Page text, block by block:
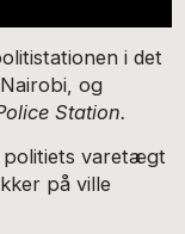
i det
og
Station.
politiets varetægt
på ville